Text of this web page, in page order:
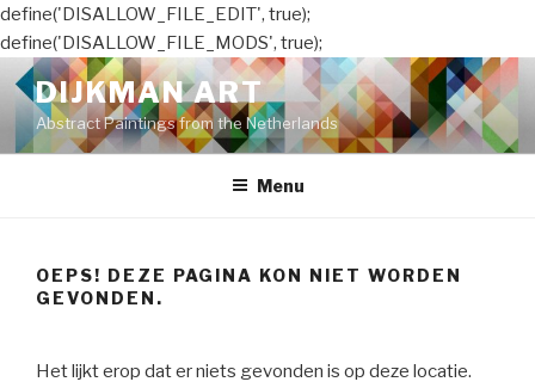
define('DISALLOW_FILE_EDIT', true);
define('DISALLOW_FILE_MODS', true);
Naar
de
inhoud
springen
DIJKMAN ART
Abstract Paintings from the Netherlands
Menu
OEPS! DEZE PAGINA KON NIET WORDEN
GEVONDEN.
Het lijkt erop dat er niets gevonden is op deze locatie.